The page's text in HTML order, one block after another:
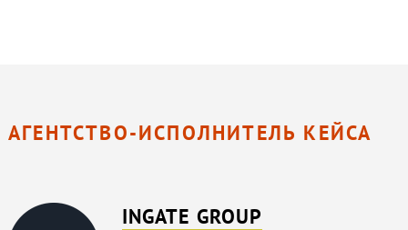
АГЕНТСТВО-ИСПОЛНИТЕЛЬ КЕЙСА
INGATE GROUP